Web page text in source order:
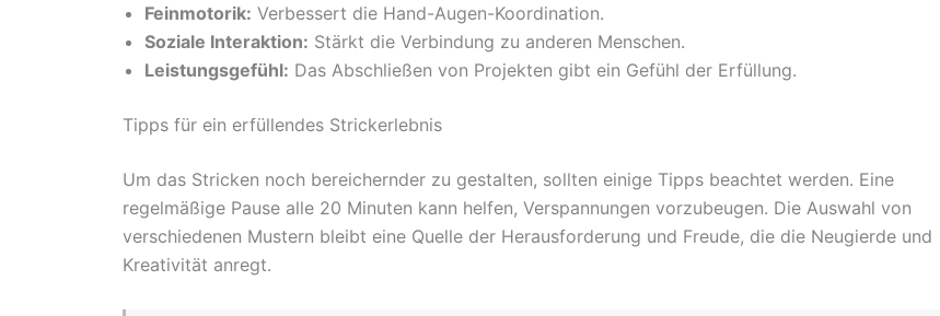
Feinmotorik: Verbessert die Hand-Augen-Koordination.
Soziale Interaktion: Stärkt die Verbindung zu anderen Menschen.
Leistungsgefühl: Das Abschließen von Projekten gibt ein Gefühl der Erfüllung.
Tipps für ein erfüllendes Strickerlebnis
Um das Stricken noch bereichernder zu gestalten, sollten einige Tipps beachtet werden. Eine
regelmäßige Pause alle 20 Minuten kann helfen, Verspannungen vorzubeugen. Die Auswahl von
verschiedenen Mustern bleibt eine Quelle der Herausforderung und Freude, die die Neugierde und
Kreativität anregt.